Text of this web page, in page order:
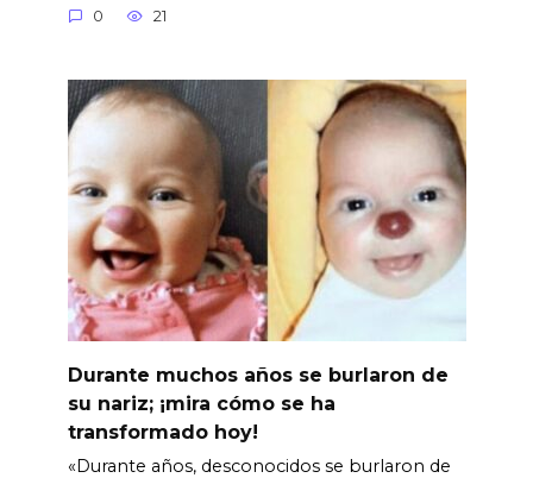
0 21
Durante muchos años se burlaron de
su nariz; ¡mira cómo se ha
transformado hoy!
«Durante años, desconocidos se burlaron de